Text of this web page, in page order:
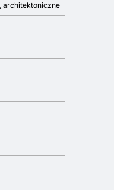
architektoniczne